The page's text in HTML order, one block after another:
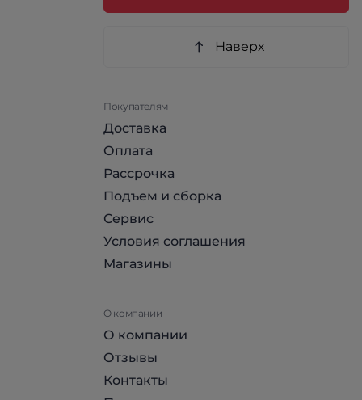
Наверх
Покупателям
Доставка
Оплата
Рассрочка
Подъем и сборка
Сервис
Условия соглашения
Магазины
О компании
О компании
Отзывы
Контакты